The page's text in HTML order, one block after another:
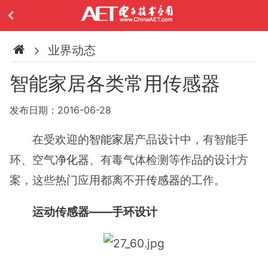
业界动态
智能家居各类常用传感器
发布日期：2016-06-28
在受欢迎的智能家居产品设计中，有智能手
环、空气净化器、有毒气体检测等作品的设计方
案，这些热门应用都离不开传感器的工作。
运动传感器——手环设计